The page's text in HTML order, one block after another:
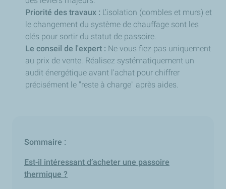
Priorité des travaux : L’isolation (combles et murs) et
le changement du système de chauffage sont les
clés pour sortir du statut de passoire.
Le conseil de l'expert : Ne vous fiez pas uniquement
au prix de vente. Réalisez systématiquement un
audit énergétique avant l'achat pour chiffrer
précisément le "reste à charge" après aides.
Sommaire :
Est-il intéressant d’acheter une passoire
thermique ?